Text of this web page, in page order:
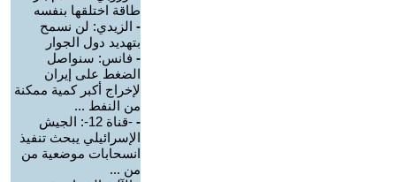
طاقة اختلقها بنفسه
- الزيدي: لن نسمح
بتهديد دول الجوار
- فانس: سنواصل
الضغط على إيران
لإخراج أكبر كمية ممكنة
من النفط ...
-
-قناة 12-: الجيش
الإسرائيلي يبحث تنفيذ
انسحابات موضعية من
من ...